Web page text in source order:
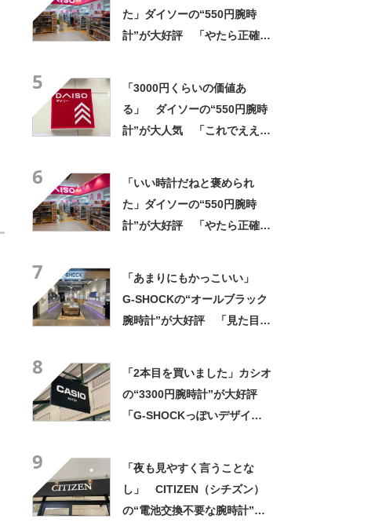
た」ダイソーの“550円腕時
計”が大好評 「やたら正確」
5
「3000円くらいの価値あ
る」 ダイソーの“550円腕時
計”が大人気 「これでええや
6
「いい時計だねと褒められ
た」ダイソーの“550円腕時
計”が大好評 「やたら正確」
7
「あまりにもかっこいい」
G-SHOCKの“オールブラック
腕時計”が大好評 「見た目以
8
「2本目を買いました」カシオ
の“3300円腕時計”が大好評
「G-SHOCKっぽいデザイン
9
「夜も見やすく言うことな
し」 CITIZEN（シチズン）
の“電池交換不要な腕時計”が